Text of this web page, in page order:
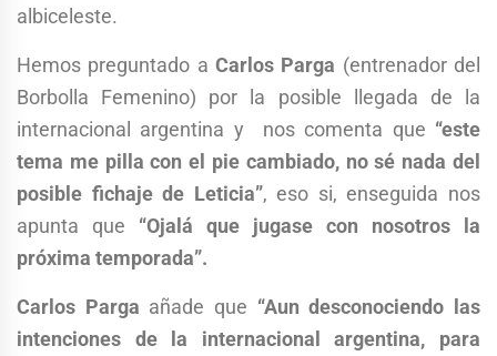
albiceleste.
Hemos preguntado a Carlos Parga (entrenador del
Borbolla Femenino) por la posible llegada de la
internacional argentina y nos comenta que “este
tema me pilla con el pie cambiado, no sé nada del
posible fichaje de Leticia”, eso si, enseguida nos
apunta que “Ojalá que jugase con nosotros la
próxima temporada”.
Carlos Parga añade que “Aun desconociendo las
intenciones de la internacional argentina, para